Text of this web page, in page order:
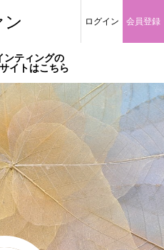
ログイン 会員登録
ンティングの
イトはこちら